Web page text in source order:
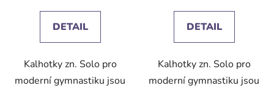
DETAIL
Kalhotky zn. Solo pro
moderní gymnastiku jsou
5,0
z
hvězdiček.
DETAIL
Kalhotky zn. Solo pro
moderní gymnastiku jsou